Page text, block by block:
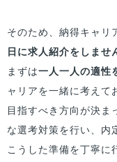
そのため、納得キャリ
日に求人紹介をしませ
まずは一人一人の適性
ャリアを一緒に考えて
目指すべき方向が決ま
な選考対策を行い、内
こうした準備を丁寧に